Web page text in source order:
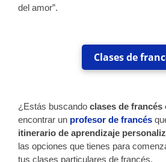
del amor”.
Clases de
¿Estás buscando clases de francés
encontrar un profesor de francés
itinerario de aprendizaje
las opciones que tienes para
tus clases particulares de francés.